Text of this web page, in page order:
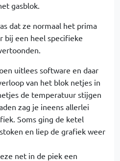
gasblok.
dat ze normaal het prima
bij een heel specifieke
uitlees software en daar
van het blok netjes in
de temperatuur stijgen
zag je ineens allerlei
Soms ging de ketel
en liep de grafiek weer
net in de piek een